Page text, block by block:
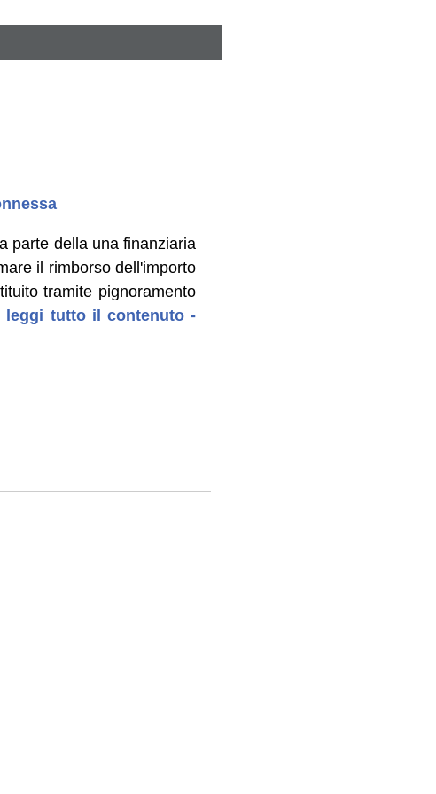
parte della una finanziaria
il rimborso dell'importo
tramite pignoramento
leggi tutto il contenuto -